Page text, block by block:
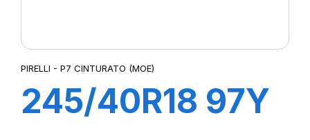
PIRELLI - P7 CINTURATO (MOE)
245/40R18 97Y